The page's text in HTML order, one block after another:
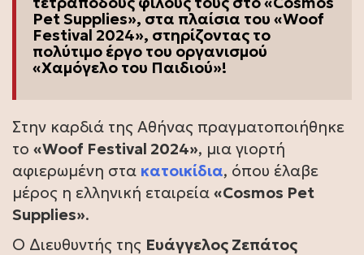
Pet Supplies», στα πλαίσια του «Woof
Festival 2024», στηρίζοντας το
πολύτιμο έργο του οργανισμού
«Χαμόγελο του Παιδιού»!
Στην καρδιά της Αθήνας πραγματοποιήθηκε
το «Woof Festival 2024», μια γιορτή
αφιερωμένη στα κατοικίδια, όπου έλαβε
μέρος η ελληνική εταιρεία «Cosmos Pet
Supplies».
Ο Διευθυντής της Ευάγγελος Ζεπάτος